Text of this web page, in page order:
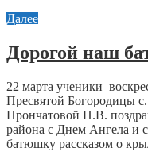
Далее
Дорогой наш
22 марта ученики
Пресвятой Богородицы
Прончатовой Н.В.
района с Днем Ангела и
батюшку рассказом о